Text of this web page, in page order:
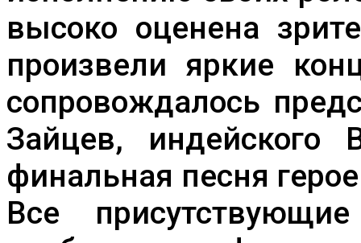
высоко оценена
произвели яркие
сопровождалось
Зайцев,
финальная песня
Все